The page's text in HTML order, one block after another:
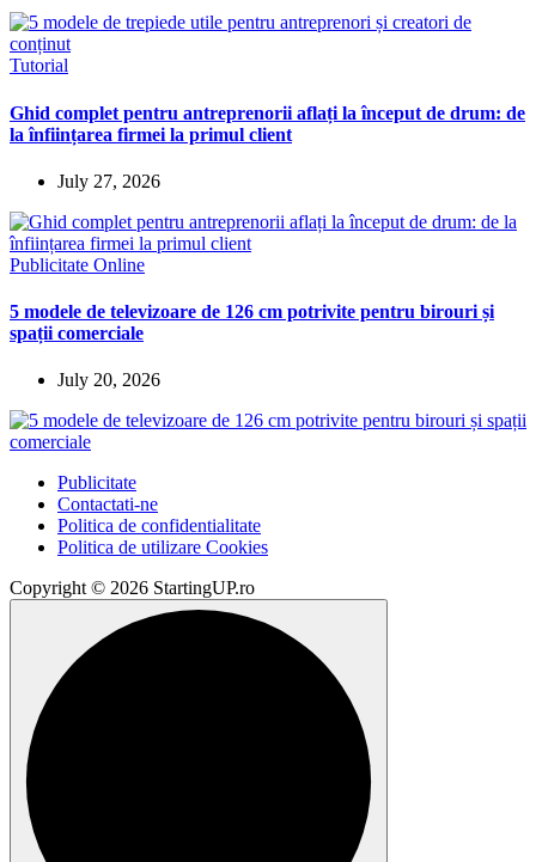
Tutorial
Ghid complet pentru antreprenorii aflați la început de drum: de
la înființarea firmei la primul client
July 27, 2026
Publicitate Online
5 modele de televizoare de 126 cm potrivite pentru birouri și
spații comerciale
July 20, 2026
Publicitate
Contactati-ne
Politica de confidentialitate
Politica de utilizare Cookies
Copyright © 2026 StartingUP.ro